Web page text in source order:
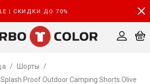
| СКИДКИ ДО 70%
/ Шорты
/
Proof Outdoor Camping Shorts Olive